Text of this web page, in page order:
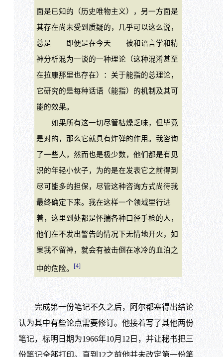
面是已知的（历史唯物主义），另一方面是
其存在尚未受到质疑的，几乎可以这么说，
总是——即便是在今天——被和语言学和精
神分析混为一谈的一种理论（这种混淆甚至
在拉康那里也存在）：关于能指的总理论，
它研究的是每种话语（能指）的机制及其可
能的效果。
如果所有这一切尽管枯燥乏味，但毕竟
是对的，那么它就具有炸弹的作用。我咨询
了一些人，然而也是极少数，他们都是有见
识的年轻小伙子，为的是在发表它之前得到
尽可能多的担保，尽管这种咨询方式尚待我
最终确定下来。我在这样一个领域里行进
着，这里到处都是怀揣各种口径手枪的人，
他们在不发出警告的情况下无情地开火，如
果我不留神，就会有被击倒在冰冷的血泊之
中的危险。 [4]
完成第一份笔记不久之后，阿尔都塞得出结论
认为其中有些论点需要修订。他接着写了其他两份
笔记，标明日期为1966年10月12日，并让秘书把三
份笔记全部打印。直到12之前他并未改定第一份笔